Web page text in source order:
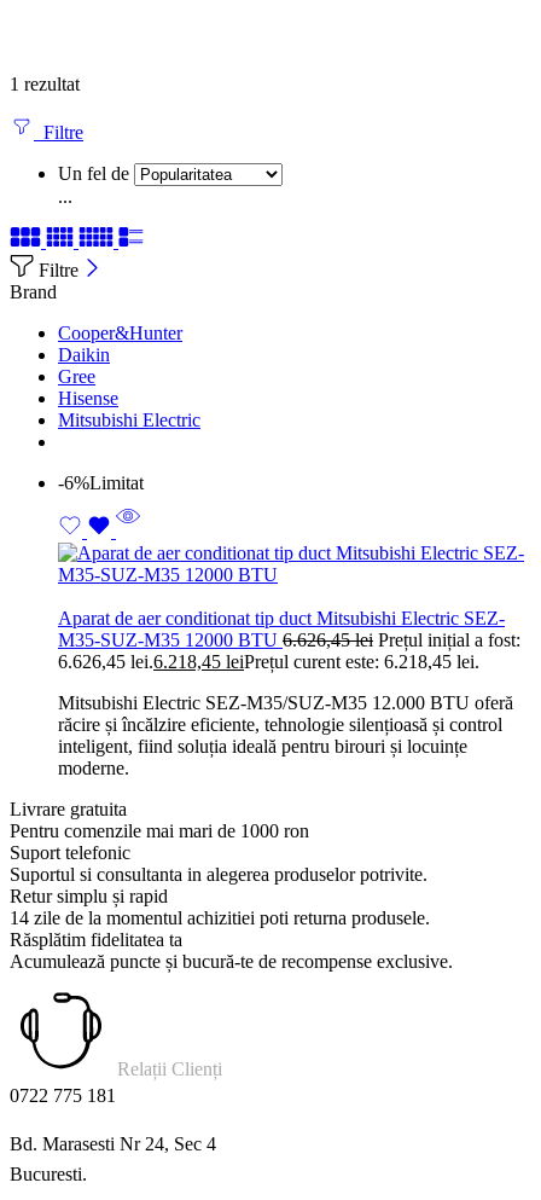
1 rezultat
Filtre
Un fel de
...
Filtre
Brand
Cooper&Hunter
Daikin
Gree
Hisense
Mitsubishi Electric
-6%Limitat
Aparat de aer conditionat tip duct Mitsubishi Electric SEZ-
M35-SUZ-M35 12000 BTU 6.626,45lei Prețul inițial a fost:
6.626,45 lei.6.218,45 leiPrețul curent este: 6.218,45 lei.
Mitsubishi Electric SEZ-M35/SUZ-M35 12.000 BTU oferă
răcire și încălzire eficiente, tehnologie silențioasă și control
inteligent, fiind soluția ideală pentru birouri și locuințe
moderne.
Livrare gratuita
Pentru comenzile mai mari de 1000 ron
Suport telefonic
Suportul si consultanta in alegerea produselor potrivite.
Retur simplu și rapid
14 zile de la momentul achizitiei poti returna produsele.
Răsplătim fidelitatea ta
Acumulează puncte și bucură-te de recompense exclusive.
Relații Clienți
0722 775 181
Bd. Marasesti Nr 24, Sec 4
Bucuresti.